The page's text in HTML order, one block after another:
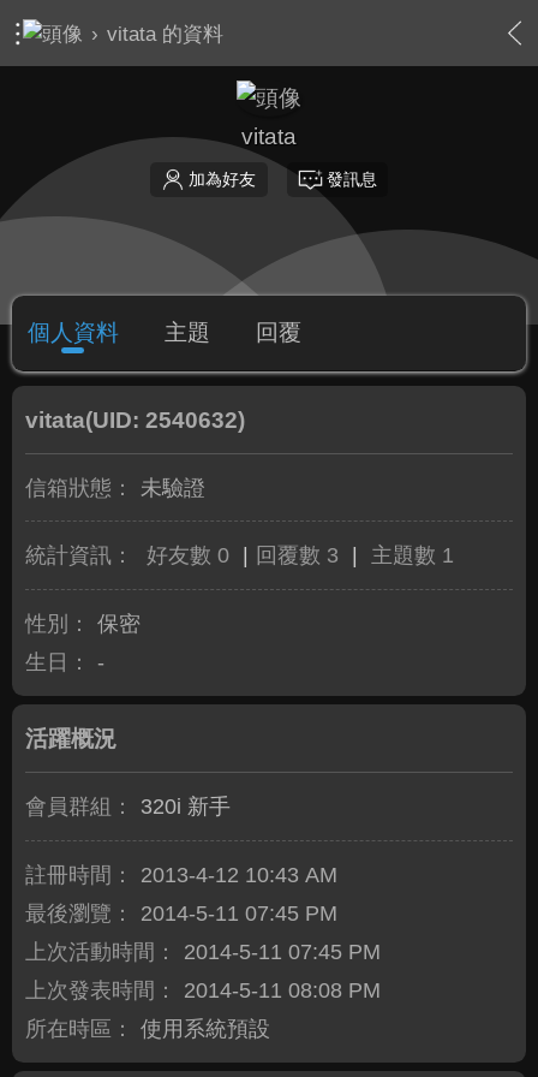
› vitata 的資料
vitata
加為好友 發訊息
個人資料 主題 回覆
vitata(UID: 2540632)
信箱狀態： 未驗證
統計資訊： 好友數 0 回覆數 3 主題數 1
性別：
保密
生日：
-
活躍概況
會員群組： 320i 新手
註冊時間：
2013-4-12 10:43 AM
最後瀏覽：
2014-5-11 07:45 PM
上次活動時間：
2014-5-11 07:45 PM
上次發表時間：
2014-5-11 08:08 PM
所在時區：
使用系統預設